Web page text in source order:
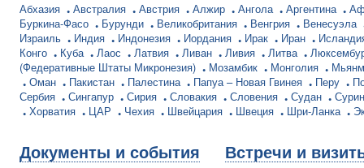
Абхазия Австралия Австрия Алжир Ангола Аргентина
Буркина-Фасо
Бурунди Великобритания Венгрия
Венесуэла
Израиль
Индия Индонезия Иордания Ирак Иран
Конго
Куба Лаос Латвия Ливан Ливия Литва
(Федеративные Штаты Микронезия)
Мозамбик Монголия
Оман
Пакистан Палестина Папуа – Новая Гвинея Перу
Сербия
Сингапур Сирия Словакия Словения Судан
Хорватия
ЦАР Чехия Швейцария Швеция Шри-Ланка
Документы и события Встречи и